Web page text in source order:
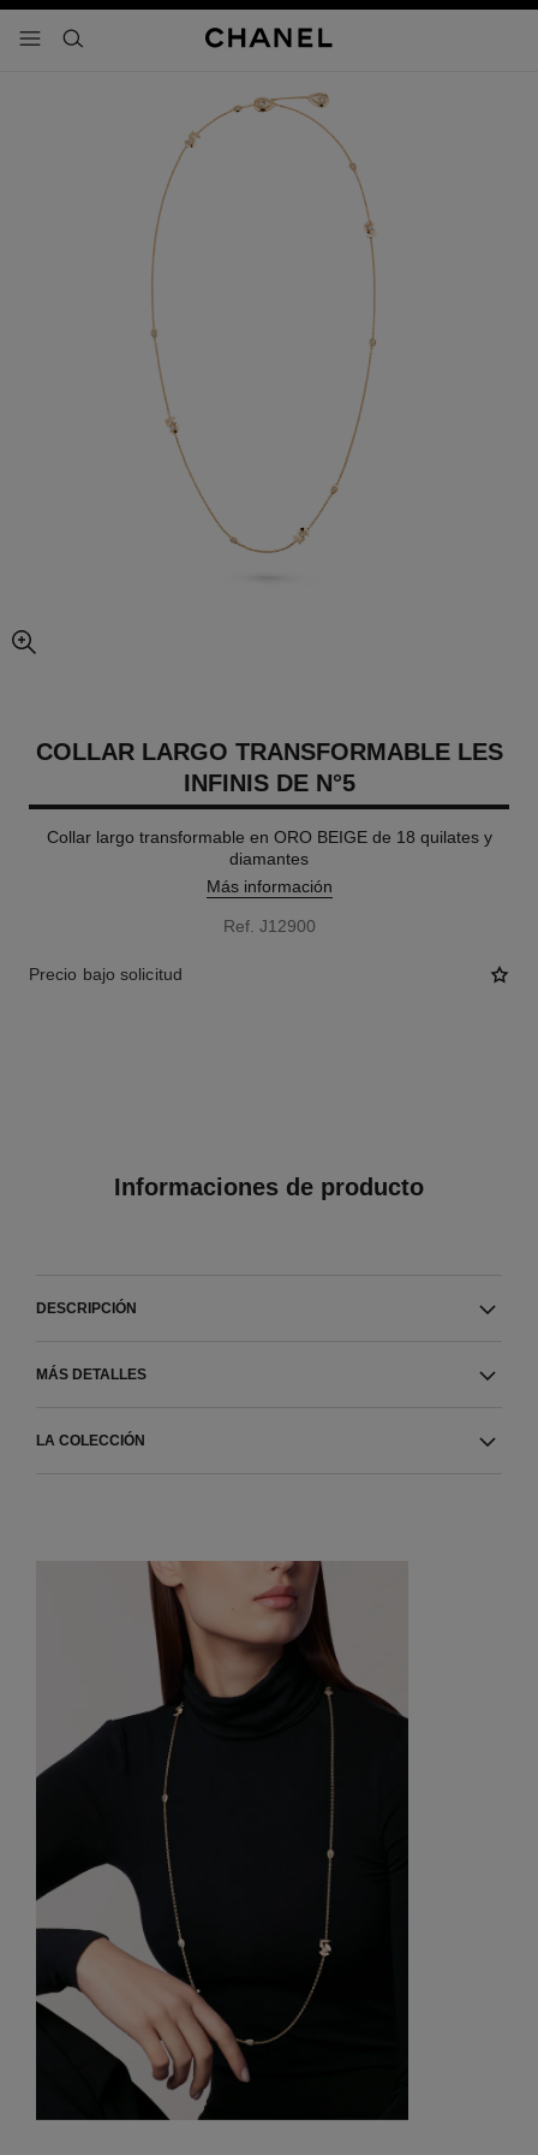
- navegación principal
buscar
imagen agrandada
COLLAR LARGO TRANSFORMABLE LES
INFINIS DE N°5
Collar largo transformable en ORO BEIGE de 18 quilates y
diamantes
Más información
Ref. J12900
Precio bajo solicitud
Informaciones de producto
DESCRIPCIÓN
MÁS DETALLES
LA COLECCIÓN